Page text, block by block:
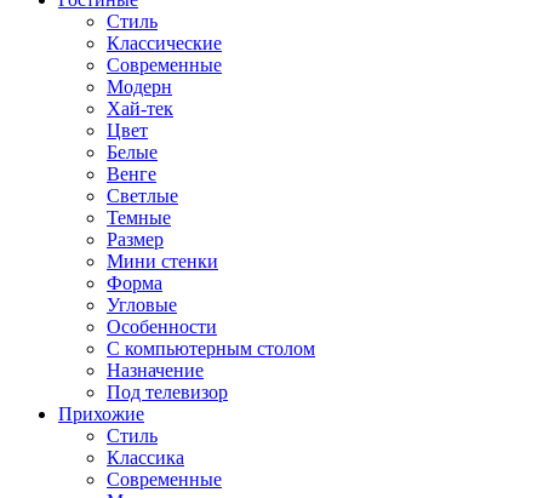
Стиль
Классические
Современные
Модерн
Хай-тек
Цвет
Белые
Венге
Светлые
Темные
Размер
Мини стенки
Форма
Угловые
Особенности
С компьютерным столом
Назначение
Под телевизор
Прихожие
Стиль
Классика
Современные